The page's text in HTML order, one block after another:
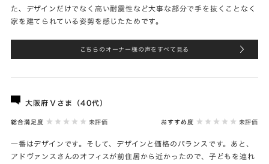
た、デザインだけでなく高い耐震性など大事な部分で手を抜くことなく
家を建てられている姿剪を感じたためです。
こちらのオーナー様の声をすべて見る
大阪府Ｖさま（40代）
総合満足度 未評価 おすすめ度 未評価
一番はデザインです。そして、デザインと価格のバランスです。あと、
アドヴァンスさんのオフィスが前住居から近かったので、子どもを連れ